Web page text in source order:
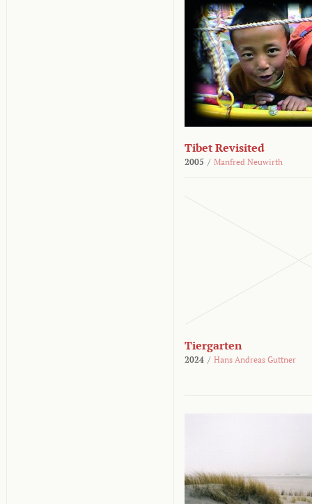
Tibet Revisited
2005 / Manfred Neuwirth
Tiergarten
2024 / Hans Andreas Guttner